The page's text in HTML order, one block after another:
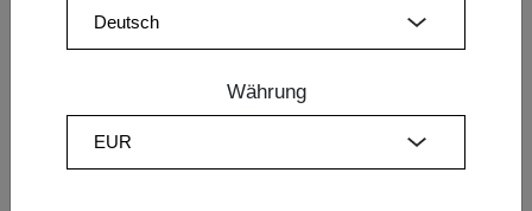
Esszimmermöbel
Währung